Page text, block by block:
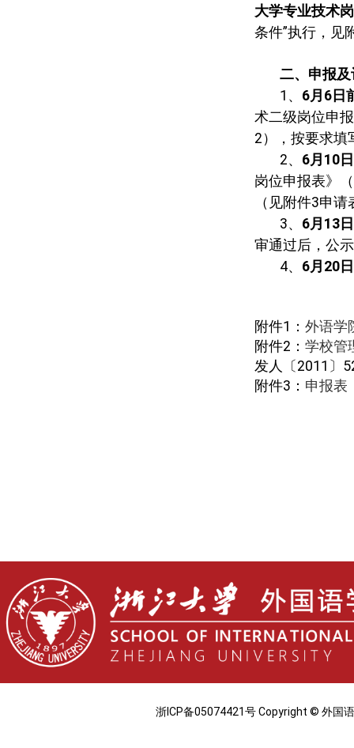
大学专业技术
条件”执行，见
二、申报
1 、 6月 6日
术二级岗位申
2），按要求填
2、 6月 10
岗位申报表》（
（ 见附件3申请
3、 6月 13
审通过后，公
4、 6月 20
附件1 ： 外语学
附件2 ： 学校管
发人〔2011 〕
附件3 ： 申报表
浙ICP备05074421号 Copyright © 外国